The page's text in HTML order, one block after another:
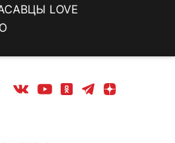
Вконтакте
YoutubeОдноклассники
ТелеграмЯндекс дзен